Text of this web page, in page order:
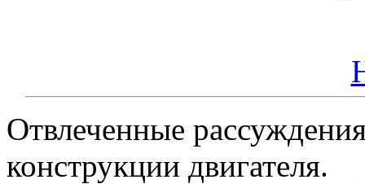
Отвлеченные
конструкции двигателя.